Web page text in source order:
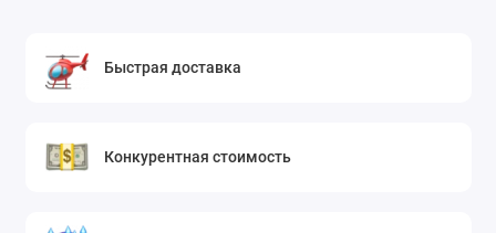
Быстрая доставка
Конкурентная стоимость